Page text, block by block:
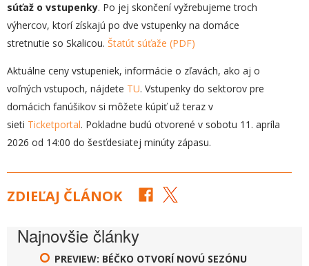
súťaž o vstupenky. Po jej skončení vyžrebujeme troch
výhercov, ktorí získajú po dve vstupenky na domáce
stretnutie so Skalicou. Štatút súťaže (PDF)
Aktuálne ceny vstupeniek, informácie o zľavách, ako aj o
voľných vstupoch, nájdete TU. Vstupenky do sektorov pre
domácich fanúšikov si môžete kúpiť už teraz v
sieti Ticketportal. Pokladne budú otvorené v sobotu 11. apríla
2026 od 14:00 do šesťdesiatej minúty zápasu.
ZDIEĽAJ ČLÁNOK
Najnovšie články
PREVIEW: BÉČKO OTVORÍ NOVÚ SEZÓNU